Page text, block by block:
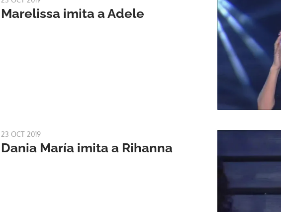
Marelissa imita a Adele
23 OCT 2019
Dania María imita a Rihanna